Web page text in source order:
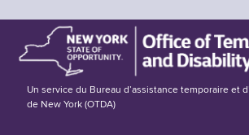
Un service du Bureau d’assistance temporaire et
de New York (OTDA)